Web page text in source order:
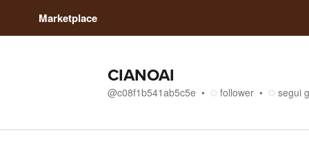
Marketplace
CIANOAI
@c08f1b541ab5c5e follower segui